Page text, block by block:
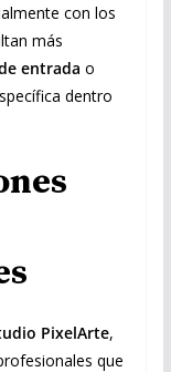
con los
más
entrada o
dentro
PixelArte,
que